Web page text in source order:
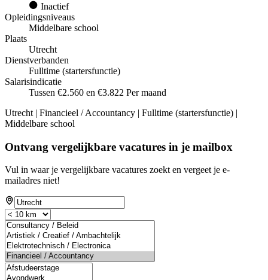
Inactief
Opleidingsniveaus
Middelbare school
Plaats
Utrecht
Dienstverbanden
Fulltime (startersfunctie)
Salarisindicatie
Tussen €2.560 en €3.822 Per maand
Utrecht | Financieel / Accountancy | Fulltime (startersfunctie) |
Middelbare school
Ontvang vergelijkbare vacatures in je mailbox
Vul in waar je vergelijkbare vacatures zoekt en vergeet je e-
mailadres niet!